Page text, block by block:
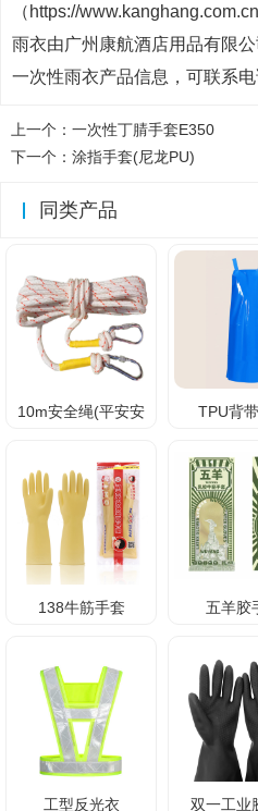
（https://
雨衣由广州康航酒店用品有限
一次性雨衣产品信息，可联系电
上一个： 一次性丁腈手套E350
下一个： 涂指手套(尼龙PU)
同类产品
10m安全绳(平安安
TPU背
138牛筋手套 五羊胶
工型反光衣 双一工业